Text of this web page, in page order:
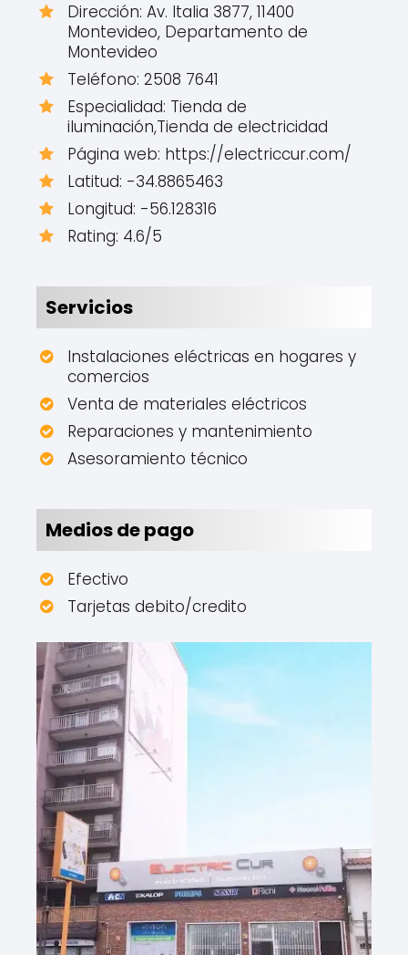
Dirección: Av. Italia 3877, 11400
Montevideo, Departamento de
Montevideo
Teléfono: 2508 7641
Especialidad: Tienda de
iluminación,Tienda de electricidad
Página web: https://electriccur.com/
Latitud: -34.8865463
Longitud: -56.128316
Rating: 4.6/5
Servicios
Instalaciones eléctricas en hogares y
comercios
Venta de materiales eléctricos
Reparaciones y mantenimiento
Asesoramiento técnico
Medios de pago
Efectivo
Tarjetas debito/credito